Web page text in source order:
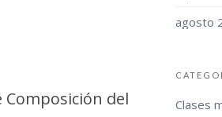
Composición del
agosto
Clases